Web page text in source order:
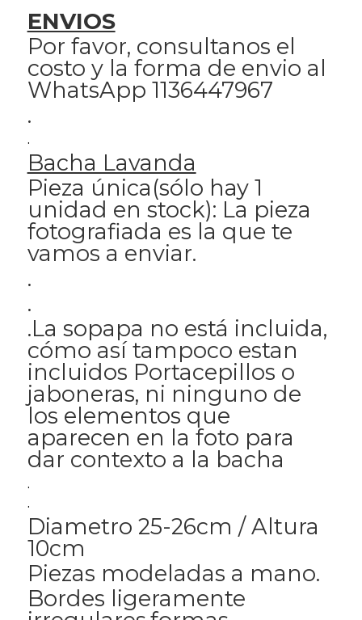
ENVIOS
Por favor, consultanos el
costo y la forma de envio al
WhatsApp 1136447967
.
.
Bacha Lavanda
Pieza única(sólo hay 1
unidad en stock): La pieza
fotografiada es la que te
vamos a enviar.
.
.
.La sopapa no está incluida,
cómo así tampoco estan
incluidos Portacepillos o
jaboneras, ni ninguno de
los elementos que
aparecen en la foto para
dar contexto a la bacha
.
.
Diametro 25-26cm / Altura
10cm
Piezas modeladas a mano.
Bordes ligeramente